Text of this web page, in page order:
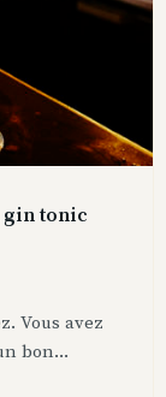
tonic
Vous avez
bon...